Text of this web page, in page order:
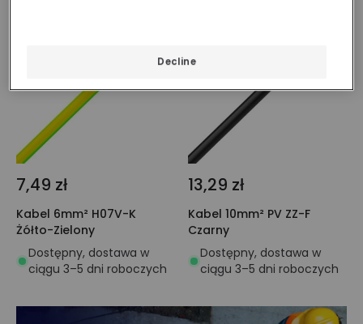
7,49 zł
Kabel 6mm² H07V-K
Żółto-Zielony
Dostępny, dostawa w
ciągu 3–5 dni roboczych
13,29 zł
Kabel 10mm² PV ZZ-F
Czarny
Dostępny, dostawa w
ciągu 3–5 dni roboczych
Decline